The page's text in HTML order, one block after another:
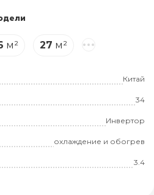
м² 27 м²
Китай
34
Инвертор
охлаждение и обогрев
3.4